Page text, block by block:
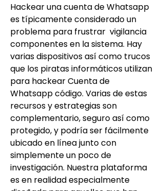
Hackear una cuenta de Whatsapp
es típicamente considerado un
problema para frustrar  vigilancia
componentes en la sistema. Hay
varias dispositivos así como trucos
que los piratas informáticos utilizan
para hackear Cuenta de
Whatsapp código. Varias de estas
recursos y estrategias son
complementario, seguro así como
protegido, y podría ser fácilmente
ubicado en línea junto con
simplemente un poco de
investigación. Nuestra plataforma
es en realidad especialmente